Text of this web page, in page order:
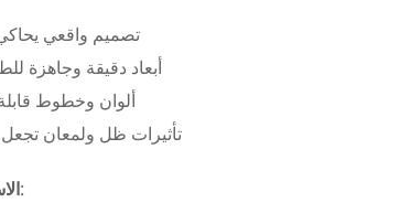
تصميم واقعي
أبعاد دقيقة وجاهزة
ألوان وخطوط
تأثيرات ظل ولمعان تجعل
الاستخدامات: